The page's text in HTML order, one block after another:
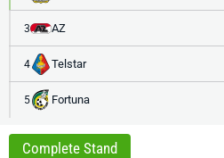
3 AZ
4 Telstar
5 Fortuna
Complete Stand